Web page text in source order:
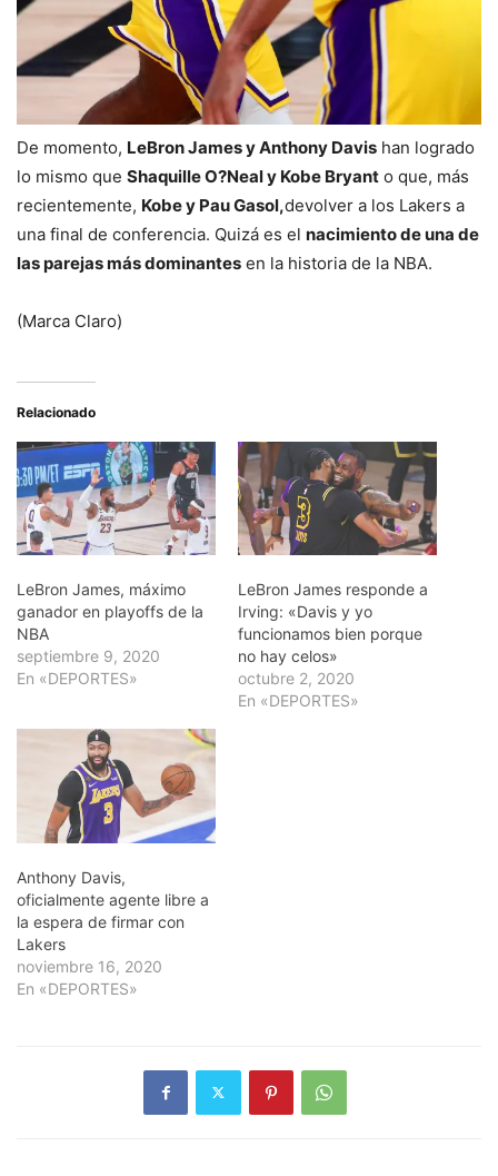
De momento, LeBron James y Anthony Davis han logrado
lo mismo que Shaquille O?Neal y Kobe Bryant o que, más
recientemente, Kobe y Pau Gasol,devolver a los Lakers a
una final de conferencia. Quizá es el nacimiento de una de
las parejas más dominantes en la historia de la NBA.
(Marca Claro)
Relacionado
LeBron James, máximo
ganador en playoffs de la
NBA
septiembre 9, 2020
En «DEPORTES»
LeBron James responde a
Irving: «Davis y yo
funcionamos bien porque
no hay celos»
octubre 2, 2020
En «DEPORTES»
Anthony Davis,
oficialmente agente libre a
la espera de firmar con
Lakers
noviembre 16, 2020
En «DEPORTES»